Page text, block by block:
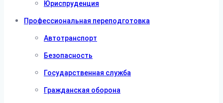
Юриспруденция
Профессиональная переподготовка
Автотранспорт
Безопасность
Государственная служба
Гражданская оборона